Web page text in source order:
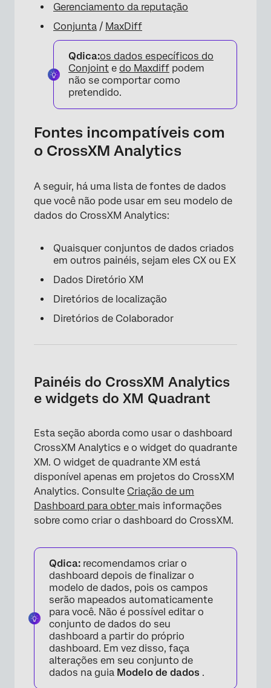
Gerenciamento da reputação
Conjunta / MaxDiff
Qdica:os dados específicos do
Conjoint e do Maxdiff podem
não se comportar como
pretendido.
Fontes incompatíveis com
o CrossXM Analytics
A seguir, há uma lista de fontes de dados
que você não pode usar em seu modelo de
dados do CrossXM Analytics:
Quaisquer conjuntos de dados criados
em outros painéis, sejam eles CX ou EX
Dados Diretório XM
Diretórios de localização
Diretórios de Colaborador
Painéis do CrossXM Analytics
e widgets do XM Quadrant
Esta seção aborda como usar o dashboard
CrossXM Analytics e o widget do quadrante
XM. O widget de quadrante XM está
disponível apenas em projetos do CrossXM
Analytics. Consulte Criação de um
Dashboard para obter mais informações
sobre como criar o dashboard do CrossXM.
Qdica: recomendamos criar o
dashboard depois de finalizar o
modelo de dados, pois os campos
serão mapeados automaticamente
para você. Não é possível editar o
conjunto de dados do seu
dashboard a partir do próprio
dashboard. Em vez disso, faça
alterações em seu conjunto de
dados na guia Modelo de dados .